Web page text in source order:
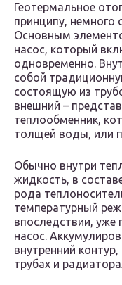
Геотермальное
принципу, немного
Основным
насос, который
одновременно.
собой
состоящую из
внешний –
теплообменник,
толщей воды, или
Обычно внутри
жидкость, в
рода
температурный
впоследствии, уже
насос.
внутренний
трубах и